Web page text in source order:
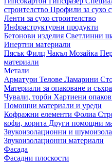
строителство Профили за сухо
Ленти за сухо строителство
Инфраструктурни продукти
Бетонови изделия Светлинни
Инертни материали
Пясък Филц Чакъл Мозайкa
материали
Метали
Арматури Телове Ламарини
Материали за опаковане и
Чували, торби Хартиени
Помощни материали и уреди
Кофражни елементи Фолиа
кофи, корита Други помощни
Звукоизолационни и
Звукоизолационни материали
Фасада
Фасадни плоскости